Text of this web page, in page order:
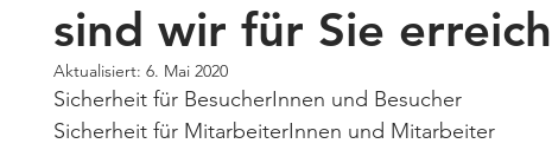
sind wir für Sie
Aktualisiert: 6. Mai 2020
Sicherheit für BesucherInnen und Besucher
Sicherheit für MitarbeiterInnen und Mitarbeiter